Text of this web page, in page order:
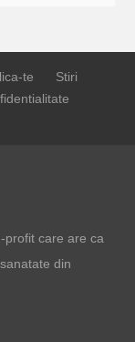
te
Stiri
profit care are ca
din